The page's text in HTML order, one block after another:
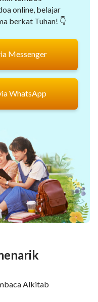
online, belajar
berkat Tuhan! 👇
Messenger
WhatsApp
Alkitab